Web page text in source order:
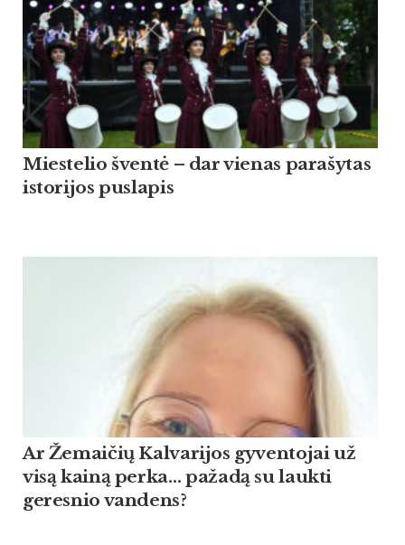
Miestelio šventė – dar vienas parašytas
istorijos puslapis
Ar Žemaičių Kalvarijos gyventojai už
visą kainą perka… pažadą su laukti
geresnio vandens?